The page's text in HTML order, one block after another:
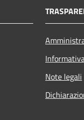
Note legali